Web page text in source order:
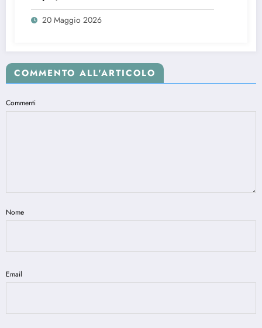
20 Maggio 2026
COMMENTO ALL'ARTICOLO
Commenti
Nome
Email